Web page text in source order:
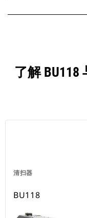
了解
清扫器
BU118